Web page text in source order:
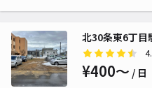
北30条東6丁目
¥400〜 / 日